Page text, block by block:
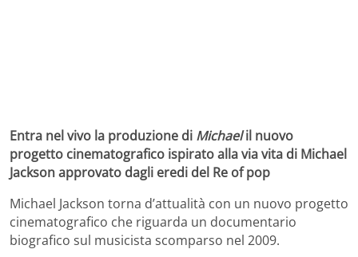
Entra nel vivo la produzione di Michaelil nuovo
progetto cinematografico ispirato alla via vita di Michael
Jackson approvato dagli eredi del Re of pop
Michael Jackson torna d’attualità con un nuovo progetto
cinematografico che riguarda un documentario
biografico sul musicista scomparso nel 2009.